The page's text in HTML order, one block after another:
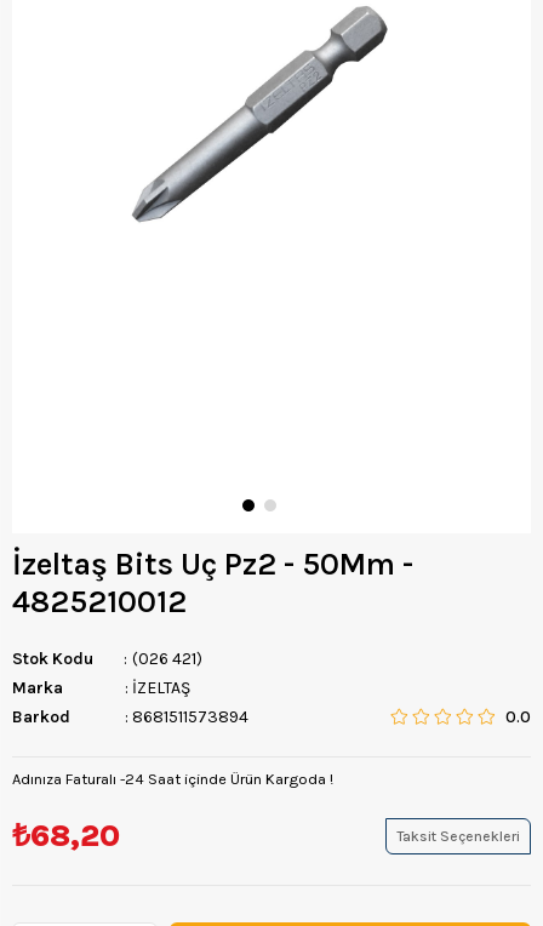
İzeltaş Bits Uç Pz2 - 50Mm -
4825210012
Stok Kodu
(026 421)
Marka
: İZELTAŞ
Barkod
: 8681511573894 0.0
Adınıza Faturalı -24 Saat içinde Ürün Kargoda !
₺68,20 Taksit Seçenekleri